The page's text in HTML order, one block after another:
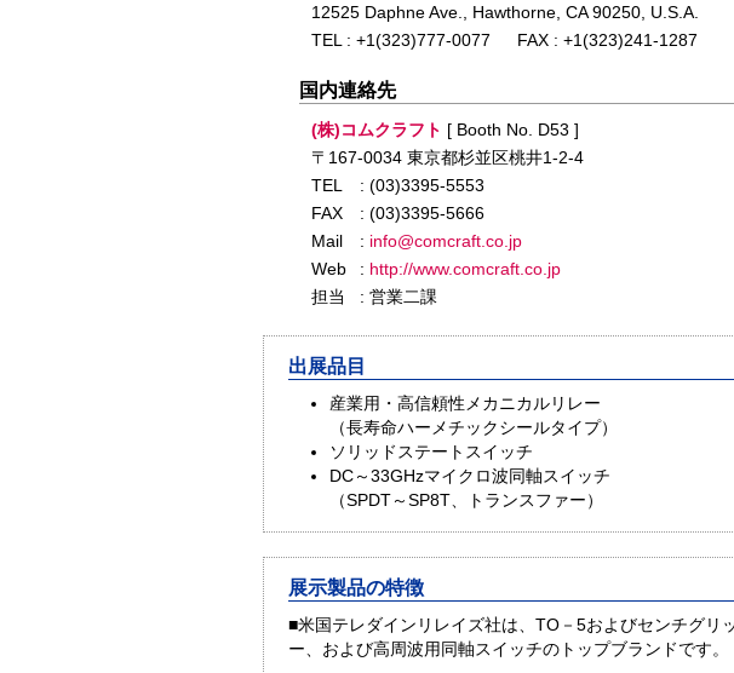
12525 Daphne Ave., Hawthorne, CA 90250, U.S.A.
TEL : +1(323)777-0077 FAX : +1(323)241-1287
国内連絡先
(株)コムクラフト [ Booth No. D53 ]
〒167-0034 東京都杉並区桃井1-2-4
TEL
: (03)3395-5553
FAX
: (03)3395-5666
Mail
: info@comcraft.co.jp
Web
: http://www.comcraft.co.jp
担当
: 営業二課
出展品目
産業用・高信頼性メカニカルリレー
（長寿命ハーメチックシールタイプ）
ソリッドステートスイッチ
DC～33GHzマイクロ波同軸スイッチ
（SPDT～SP8T、トランスファー）
展示製品の特徴
■米国テレダインリレイズ社は、TO－5およびセンチグリ
ー、および高周波用同軸スイッチのトップブランドです。